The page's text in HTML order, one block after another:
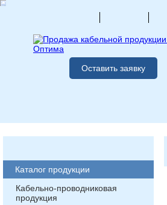
Оставить заявку
Каталог продукции
Кабельно-проводниковая
продукция